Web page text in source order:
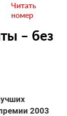
Читать
номер
– без
2003